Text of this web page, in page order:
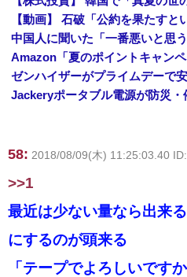
中国人に聞いた「一番悪いと思
58: 2018/08/09(木) 11:25:03.40
>>1
最近は少ない量なら出来
にするのが頭来る
「テープでよろしいです